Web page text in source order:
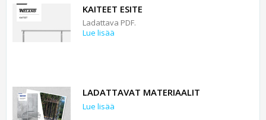
KAITEET ESITE
Ladattava PDF.
Lue lisää
LADATTAVAT MATERIAALIT
Lue lisää